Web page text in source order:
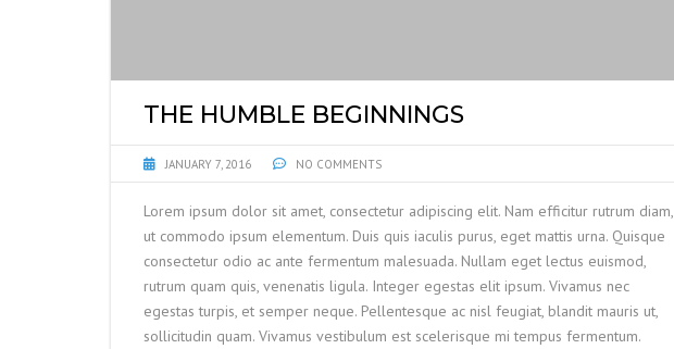
THE HUMBLE BEGINNINGS
JANUARY 7, 2016 NO COMMENTS
Lorem ipsum dolor sit amet, consectetur adipiscing elit. Nam efficitur rutrum diam,
ut commodo ipsum elementum. Duis quis iaculis purus, eget mattis urna. Quisque
consectetur odio ac ante fermentum malesuada. Nullam eget lectus euismod,
rutrum quam quis, venenatis ligula. Integer egestas elit ipsum. Vivamus nec
egestas turpis, et semper neque. Pellentesque ac nisl feugiat, blandit mauris ut,
sollicitudin quam. Vivamus vestibulum est scelerisque mi tempus fermentum.